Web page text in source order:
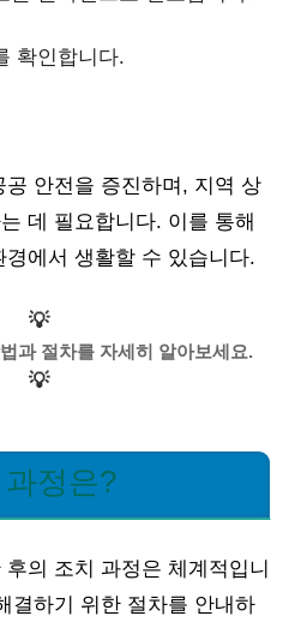
확인합니다.
안전을 증진하며, 지역 상
데 필요합니다. 이를 통해
에서 생활할 수 있습니다.
💡
과 절차를 자세히 알아보세요.
💡
정은?
의 조치 과정은 체계적입니
결하기 위한 절차를 안내하